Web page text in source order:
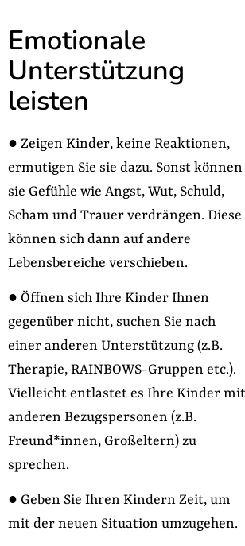
Emotionale
Unterstützung
leisten
● Zeigen Kinder, keine Reaktionen,
ermutigen Sie sie dazu. Sonst können
sie Gefühle wie Angst, Wut, Schuld,
Scham und Trauer verdrängen. Diese
können sich dann auf andere
Lebensbereiche verschieben.
● Öffnen sich Ihre Kinder Ihnen
gegenüber nicht, suchen Sie nach
einer anderen Unterstützung (z.B.
Therapie, RAINBOWS-Gruppen etc.).
Vielleicht entlastet es Ihre Kinder mit
anderen Bezugspersonen (z.B.
Freund*innen, Großeltern) zu
sprechen.
● Geben Sie Ihren Kindern Zeit, um
mit der neuen Situation umzugehen.